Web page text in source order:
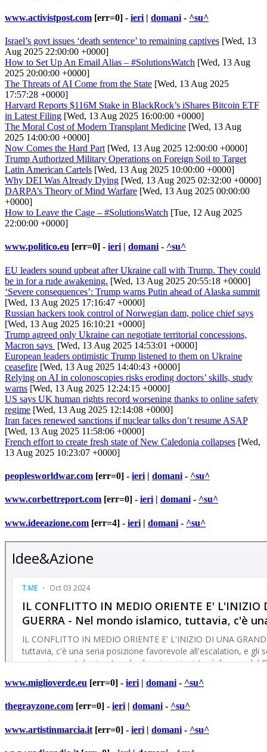
www.activistpost.com [err=0] - ieri | domani - ^su^
Israel’s govt issues ‘death sentence’ to remaining captives [Wed, 13
Aug 2025 22:00:00 +0000]
How to Set Up An Email Alias – #SolutionsWatch [Wed, 13 Aug
2025 20:00:00 +0000]
The Threats of AI Come from the State [Wed, 13 Aug 2025
17:57:28 +0000]
Harvard Reports $116M Stake in BlackRock’s iShares Bitcoin ETF
in Latest Filing [Wed, 13 Aug 2025 16:00:00 +0000]
The Moral Cost of Modern Transplant Medicine [Wed, 13 Aug
2025 14:00:00 +0000]
Now Comes the Hard Part [Wed, 13 Aug 2025 12:00:00 +0000]
Trump Authorized Military Operations on Foreign Soil to Target
Latin American Cartels [Wed, 13 Aug 2025 10:00:00 +0000]
Why DEI Was Already Dying [Wed, 13 Aug 2025 02:32:00 +0000]
DARPA’s Theory of Mind Warfare [Wed, 13 Aug 2025 00:00:00
+0000]
How to Leave the Cage – #SolutionsWatch [Tue, 12 Aug 2025
22:00:00 +0000]
www.politico.eu [err=0] - ieri| domani- ^su^
EU leaders sound upbeat after Ukraine call with Trump. They could
be in for a rude awakening. [Wed, 13 Aug 2025 20:55:18 +0000]
‘Severe consequences’: Trump warns Putin ahead of Alaska summit
[Wed, 13 Aug 2025 17:16:47 +0000]
Russian hackers took control of Norwegian dam, police chief says
[Wed, 13 Aug 2025 16:10:21 +0000]
Trump agreed only Ukraine can negotiate territorial concessions,
Macron says [Wed, 13 Aug 2025 14:53:01 +0000]
European leaders optimistic Trump listened to them on Ukraine
ceasefire [Wed, 13 Aug 2025 14:40:43 +0000]
Relying on AI in colonoscopies risks eroding doctors’ skills, study
warns [Wed, 13 Aug 2025 12:24:15 +0000]
US says UK human rights record worsening thanks to online safety
regime [Wed, 13 Aug 2025 12:14:08 +0000]
Iran faces renewed sanctions if nuclear talks don’t resume ASAP
[Wed, 13 Aug 2025 11:58:06 +0000]
French effort to create fresh state of New Caledonia collapses [Wed,
13 Aug 2025 10:23:07 +0000]
peoplesworldwar.com [err=0] - ieri | domani - ^su^
www.corbettreport.com [err=0] - ieri | domani - ^su^
www.ideeazione.com [err=4] - ieri | domani - ^su^
www.miglioverde.eu [err=0] - ieri | domani - ^su^
thegrayzone.com [err=0] - ieri | domani - ^su^
www.artistinmarcia.it [err=0] - ieri | domani - ^su^